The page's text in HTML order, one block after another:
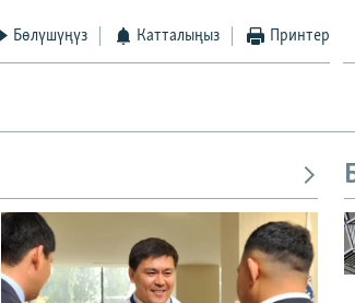
Бөлүшүңүз Катталыңыз Принтер